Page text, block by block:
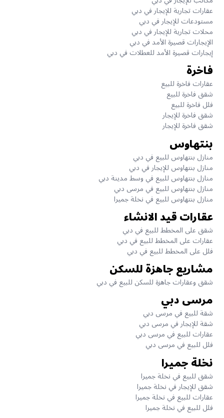
عقارات تجارية للإيجار في دبي
مستودعات للإيجار في دبي
محلات تجارية للإيجار في دبي
الإيجارات قصيرة الأمد في دبي
إيجارات قصيرة الأمد للعطلات في دبي
فاخرة
عقارات فاخرة للبيع
شقق فاخرة للبيع
فلل فاخرة للبيع
شقق فاخرة للإيجار
شقق فاخرة للإيجار
بنتهاوس
منازل بنتهاوس للبيع في دبي
منازل بنتهاوس للإيجار في دبي
منازل بنتهاوس للبيع في وسط مدينة دبي
منازل بنتهاوس للبيع في مرسى دبي
منازل بنتهاوس للبيع في نخلة جميرا
عقارات قيد الانشاء
شقق على المخطط للبيع في دبي
عقارات على المخطط للبيع في دبي
فلل على المخطط للبيع في دبي
مشاريع جاهزة للسكن
شقق وعقارات جاهزة للسكن للبيع في دبي
مرسى دبي
شقة للبيع في مرسى دبي
شقة للإيجار في مرسى دبي
عقارات للبيع في مرسى دبي
فلل للبيع في مرسى دبي
نخلة جميرا
شقق للبيع في نخلة جميرا
شقق للإيجار في نخلة جميرا
عقارات للبيع في نخلة جميرا
فلل للبيع في نخلة جميرا